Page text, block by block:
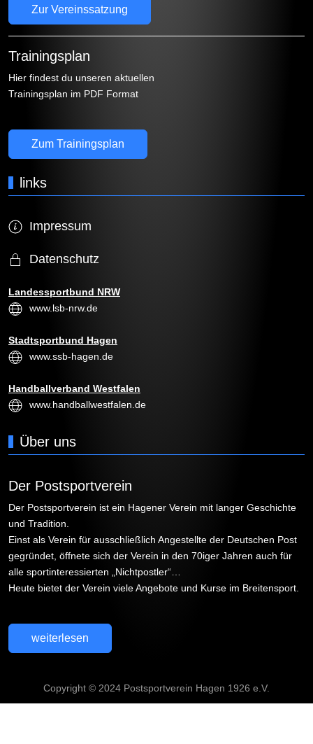
Zur Vereinssatzung
Trainingsplan
Hier findest du unseren aktuellen
Trainingsplan im PDF Format
Zum Trainingsplan
links
Impressum
Datenschutz
Landessportbund NRW
www.lsb-nrw.de
Stadtsportbund Hagen
www.ssb-hagen.de
Handballverband Westfalen
www.handballwestfalen.de
Über uns
Der Postsportverein
Der Postsportverein ist ein Hagener Verein mit langer Geschichte
und Tradition.
Einst als Verein für ausschließlich Angestellte der Deutschen Post
gegründet, öffnete sich der Verein in den 70iger Jahren auch für
alle sportinteressierten „Nichtpostler“…
Heute bietet der Verein viele Angebote und Kurse im Breitensport.
weiterlesen
Copyright © 2024 Postsportverein Hagen 1926 e.V.